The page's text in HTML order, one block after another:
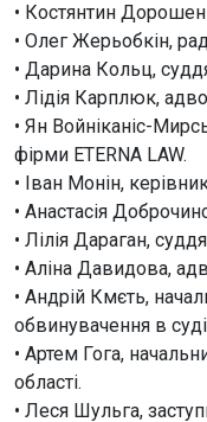
• Костянтин
• Олег Жерьобкін,
• Дарина Кольц,
• Лідія Карплюк,
• Ян Войніканіс-
фірми ETERNA LAW.
• Іван Монін,
• Анастасія
• Лілія Дараган,
• Аліна Давидова,
• Андрій Кмєть,
обвинувачення в
• Артем Гога,
області.
• Леся Шульга,